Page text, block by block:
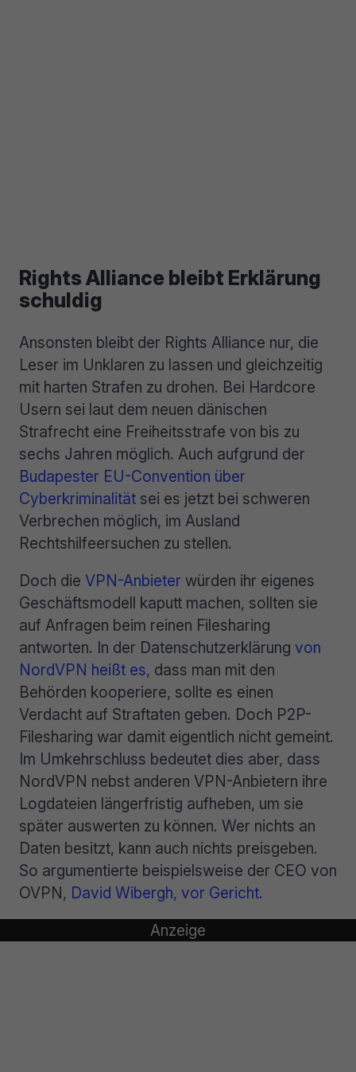
Rights Alliance bleibt Erklärung
schuldig
Ansonsten bleibt der Rights Alliance nur, die
Leser im Unklaren zu lassen und gleichzeitig
mit harten Strafen zu drohen. Bei Hardcore
Usern sei laut dem neuen dänischen
Strafrecht eine Freiheitsstrafe von bis zu
sechs Jahren möglich. Auch aufgrund der
Budapester EU-Convention über
Cyberkriminalität sei es jetzt bei schweren
Verbrechen möglich, im Ausland
Rechtshilfeersuchen zu stellen.
Doch die VPN-Anbieter würden ihr eigenes
Geschäftsmodell kaputt machen, sollten sie
auf Anfragen beim reinen Filesharing
antworten. In der Datenschutzerklärung von
NordVPN heißt es, dass man mit den
Behörden kooperiere, sollte es einen
Verdacht auf Straftaten geben. Doch P2P-
Filesharing war damit eigentlich nicht gemeint.
Im Umkehrschluss bedeutet dies aber, dass
NordVPN nebst anderen VPN-Anbietern ihre
Logdateien längerfristig aufheben, um sie
später auswerten zu können. Wer nichts an
Daten besitzt, kann auch nichts preisgeben.
So argumentierte beispielsweise der CEO von
OVPN, David Wibergh, vor Gericht.